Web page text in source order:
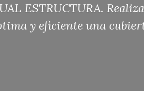
ESTRUCTURA.
y eficiente una